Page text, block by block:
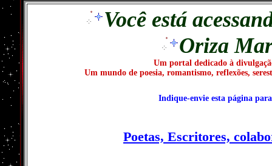
Você está
Oriza
Um portal dedicado à
Um mundo de poesia, romantismo, reflexões,
Indique-envie esta página
Poetas, Escritores,